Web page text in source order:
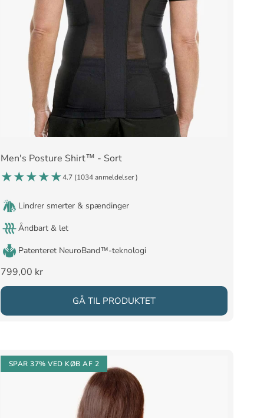
Men's Posture Shirt™ - Sort
4.7 (1034 anmeldelser)
Lindrer smerter & spændinger
Åndbart & let
Patenteret NeuroBand™-teknologi
Salgspris
799,00 kr
GÅ TIL PRODUKTET
SPAR 37%VED KØB AF 2